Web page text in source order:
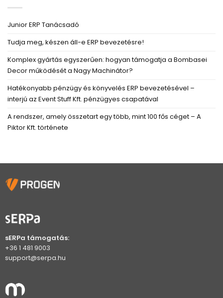
Junior ERP Tanácsadó
Tudja meg, készen áll-e ERP bevezetésre!
Komplex gyártás egyszerűen: hogyan támogatja a Bombasei
Decor működését a Nagy Machinátor?
Hatékonyabb pénzügy és könyvelés ERP bevezetésével –
interjú az Event Stuff Kft. pénzügyes csapatával
A rendszer, amely összetart egy több, mint 100 fős céget – A
Piktor Kft. története
sERPa támogatás:
+36 1 481 9003
support@serpa.hu